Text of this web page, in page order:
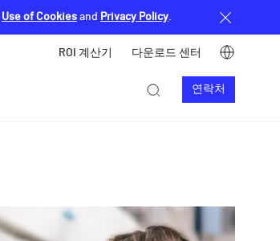
Use of Cookies and Privacy Policy
Top
header
ROI 계산기 다운로드 센터 Image
Image
Image
Contact
연락처